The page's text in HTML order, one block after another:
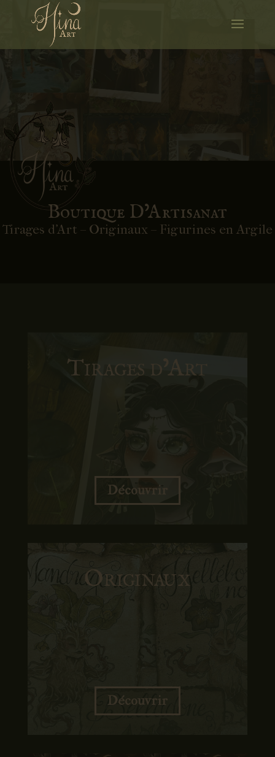
Boutique D’Artisanat
Tirages d’Art – Originaux – Figurines en Argile
Tirages d’Art
Découvrir
Originaux
Découvrir